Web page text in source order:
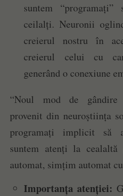
suntem “programați”
ceilalți. Neuronii
creierul nostru în
creierul celui cu
generând o conexiune
“Noul mod de gândire
provenit din neuroștiința
programați implicit să
suntem atenți la cealaltă
automat, simțim automat
Importanța atenției: